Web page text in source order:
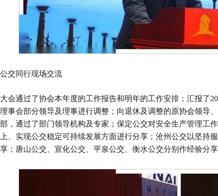
公交同行现场交流
大会通过了协会本年度的工作报告和明年的工作安排；汇报了
理事会部分领导及理事进行调整；向退休及调整的原协会领导
部，通过了部门领导机构及专家；保定公交对安全生产管理工
上、实现公交稳定可持续发展方面进行分享；沧州公交以坚持
享；唐山公交、宣化公交、平泉公交、衡水公交分别作经验分